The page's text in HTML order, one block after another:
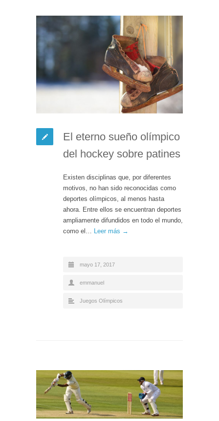
El eterno sueño olímpico
del hockey sobre patines
Existen disciplinas que, por diferentes
motivos, no han sido reconocidas como
deportes olímpicos, al menos hasta
ahora. Entre ellos se encuentran deportes
ampliamente difundidos en todo el mundo,
como el… Leer más →
mayo 17, 2017
emmanuel
Juegos Olímpicos